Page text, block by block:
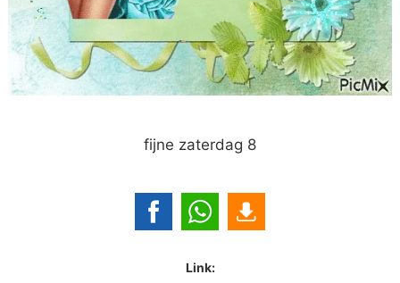
fijne zaterdag 8
Link: